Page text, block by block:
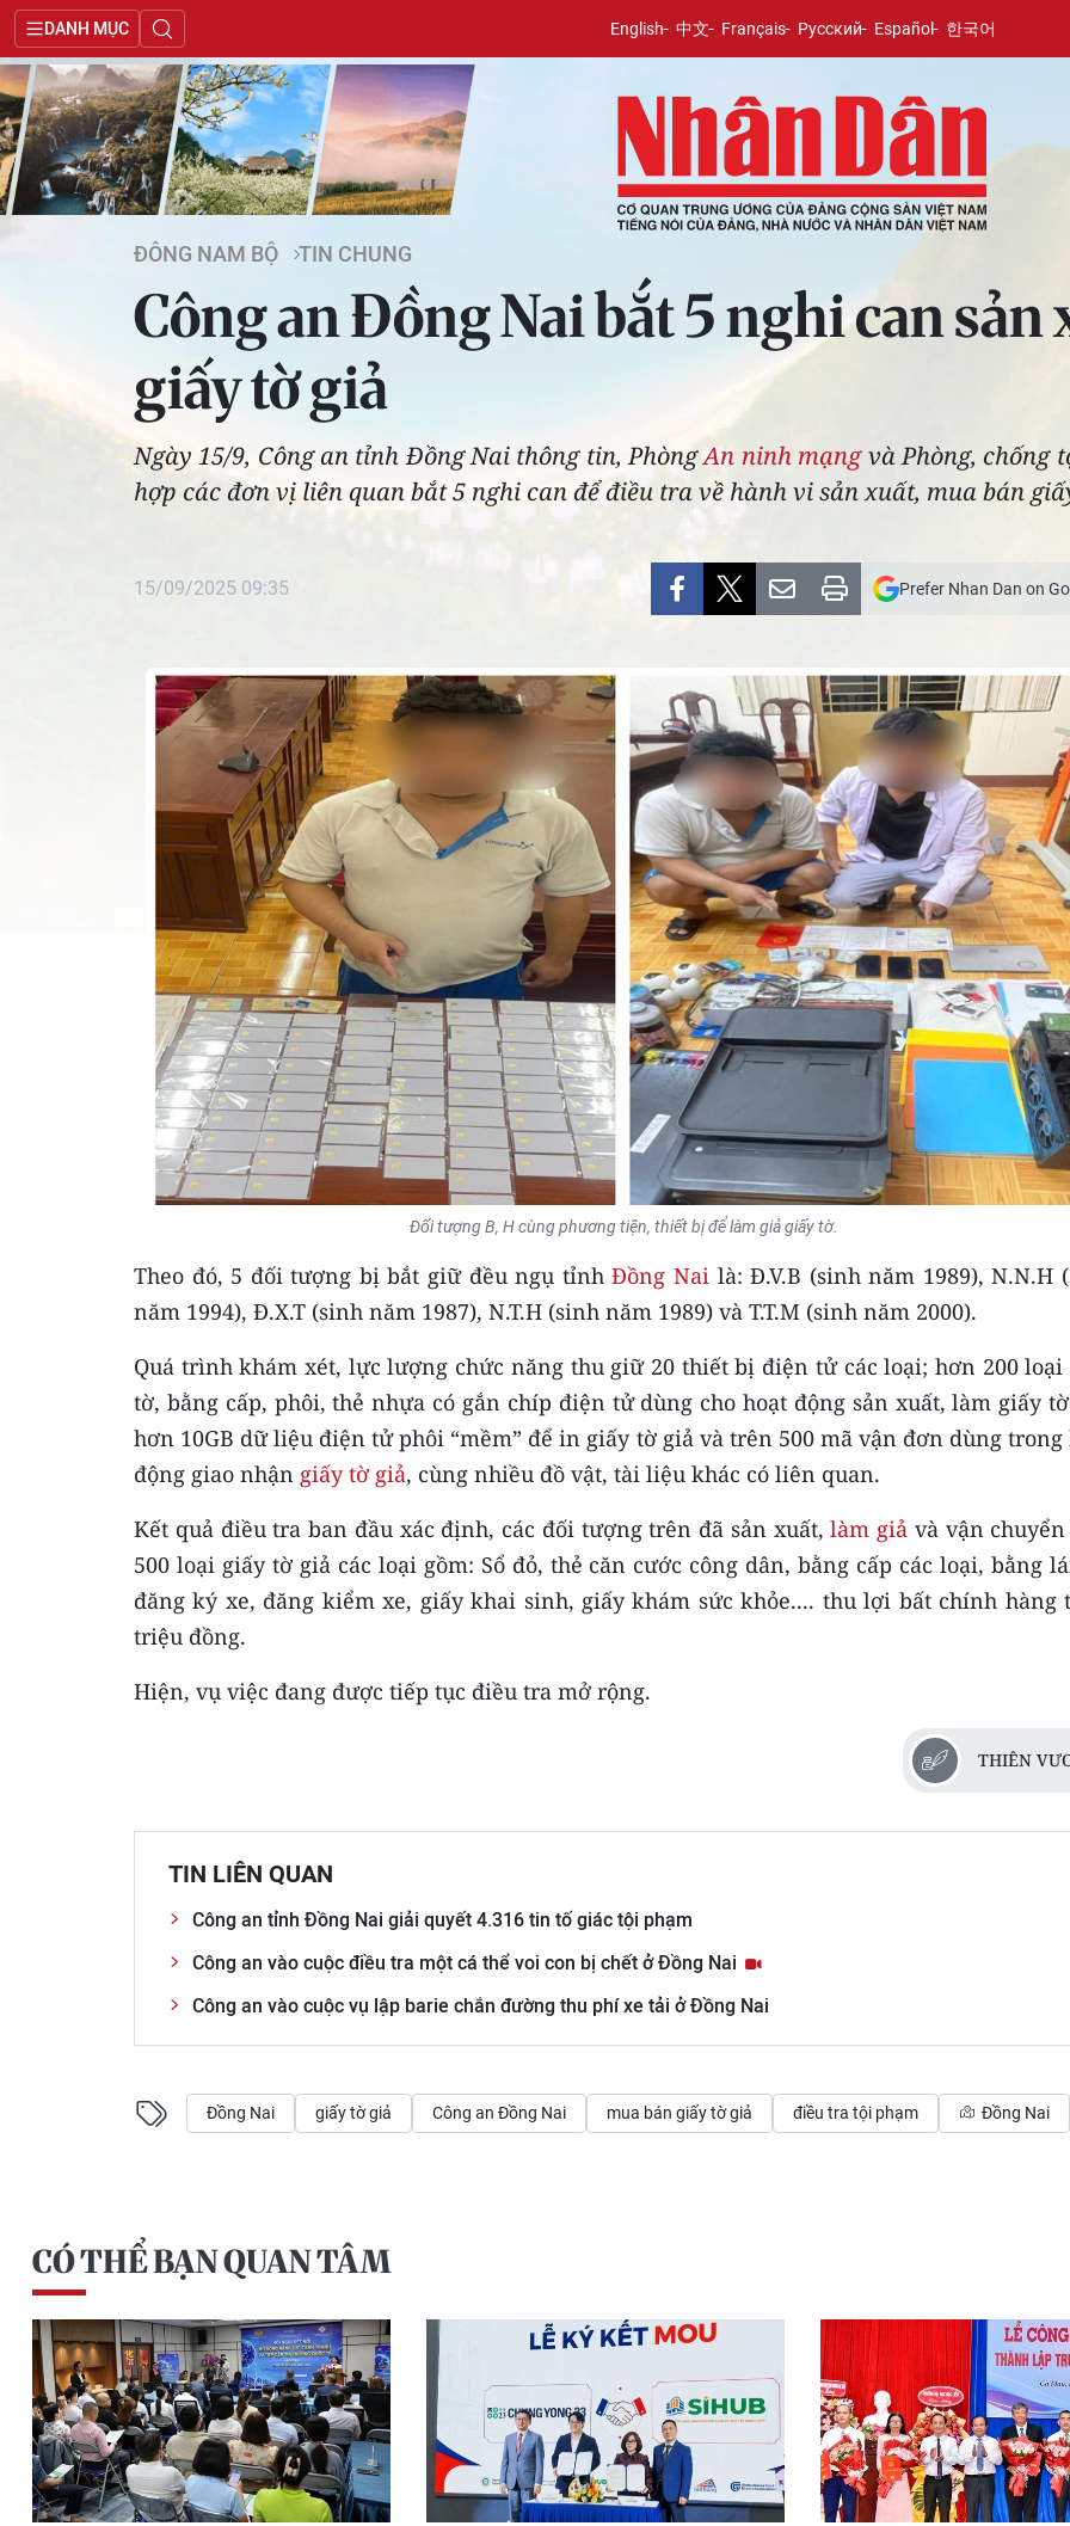
DANH MỤC English 中文 Français Русский Español 한국어
ĐÔNG NAM BỘ TIN CHUNG
Công an Đồng Nai bắt 5 nghi can sản
giấy tờ giả
Ngày 15/9, Công an tỉnh Đồng Nai thông tin, PhòngAn ninh mạngvà Phòng, chống
hợp các đơn vị liên quan bắt 5 nghi can để điều tra về hành vi sản xuất, mua bán
15/09/2025 09:35 Prefer Nhan Dan on
Đối tượng B, H cùng phương tiện, thiết bị để làm giả giấy tờ.
Theo đó, 5 đối tượng bị bắt giữ đều ngụ tỉnhĐồng Nailà: Đ.V.B (sinh năm 1989), N.N.H
năm 1994), Đ.X.T (sinh năm 1987), N.T.H (sinh năm 1989) và T.T.M (sinh năm 2000).
Quá trình khám xét, lực lượng chức năng thu giữ 20 thiết bị điện tử các loại; hơn 200 loại
tờ, bằng cấp, phôi, thẻ nhựa có gắn chíp điện tử dùng cho hoạt động sản xuất, làm giấy
hơn 10GB dữ liệu điện tử phôi “mềm” để in giấy tờ giả và trên 500 mã vận đơn dùng trong
động giao nhận giấy tờ giả, cùng nhiều đồ vật, tài liệu khác có liên quan.
Kết quả điều tra ban đầu xác định, các đối tượng trên đã sản xuất,làm giả và vận
500 loại giấy tờ giả các loại gồm: Sổ đỏ, thẻ căn cước công dân, bằng cấp các loại, bằng
đăng ký xe, đăng kiểm xe, giấy khai sinh, giấy khám sức khỏe.... thu lợi bất chính hàng
triệu đồng.
Hiện, vụ việc đang được tiếp tục điều tra mở rộng.
THIÊN
TIN LIÊN QUAN
Công an tỉnh Đồng Nai giải quyết 4.316 tin tố giác tội phạm
Công an vào cuộc điều tra một cá thể voi con bị chết ở Đồng Nai
Công an vào cuộc vụ lập barie chắn đường thu phí xe tải ở Đồng Nai
Đồng Nai giấy tờ giả Công an Đồng Nai mua bán giấy tờ giả điều tra tội phạm Đồng Nai
CÓ THỂ BẠN QUAN TÂM